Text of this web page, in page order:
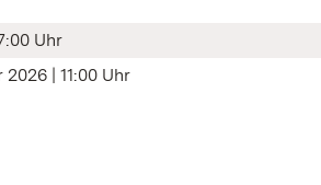
Uhr
| 11:00 Uhr